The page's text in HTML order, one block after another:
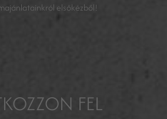
elsőkézből!
FEL